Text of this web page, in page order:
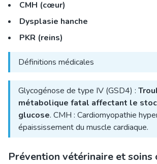
CMH (cœur)
Dysplasie hanche
PKR (reins)
Définitions médicales
Glycogénose de type IV (GSD4) :
métabolique fatal affectant le
glucose. CMH : Cardiomyopathie
épaississement du muscle cardiaque.
Prévention vétérinaire et soins